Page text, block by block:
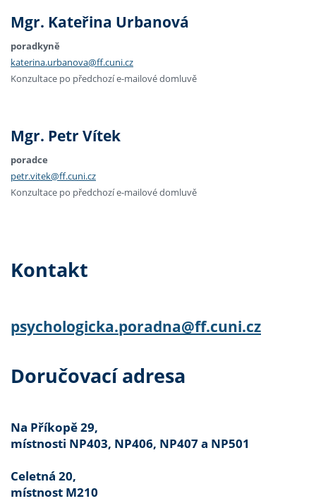
Mgr. Kateřina Urbanová
poradkyně
katerina.urbanova@ff.cuni.cz
Konzultace po předchozí e-mailové domluvě
Mgr. Petr Vítek
poradce
petr.vitek@ff.cuni.cz
Konzultace po předchozí e-mailové domluvě
Kontakt
psychologicka.poradna@ff.cuni.cz
Doručovací adresa
Na Příkopě 29,
místnosti NP403, NP406, NP407 a NP501
Celetná 20,
místnost M210